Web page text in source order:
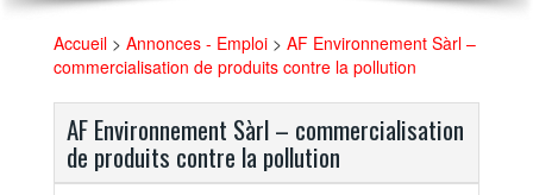
Accueil > Annonces - Emploi > AF Environnement Sàrl –
commercialisation de produits contre la pollution
AF Environnement Sàrl – commercialisation
de produits contre la pollution